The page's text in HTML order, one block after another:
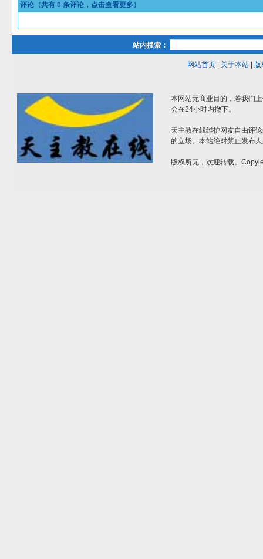
评论（共有 0 条评论，点击查看更多）
站内搜索：
网站首页| 关于本站| 版
本网站无商业目的，若我们
会在24小时内撤下。
天主教在线维护网友自由评
的立场。本站绝对禁止发布
版权所无，欢迎转载。